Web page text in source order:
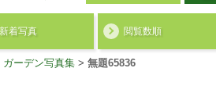
新着写真 閲覧数順
ーデン写真集 > 無題65836